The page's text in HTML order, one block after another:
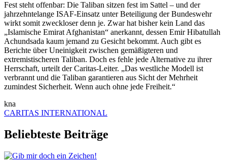
Fest steht offenbar: Die Taliban sitzen fest im Sattel – und der
jahrzehntelange ISAF-Einsatz unter Beteiligung der Bundeswehr
wirkt somit zweckloser denn je. Zwar hat bisher kein Land das
„Islamische Emirat Afghanistan“ anerkannt, dessen Emir Hibatullah
Achundsada kaum jemand zu Gesicht bekommt. Auch gibt es
Berichte über Uneinigkeit zwischen gemäßigteren und
extremistischeren Taliban. Doch es fehle jede Alternative zu ihrer
Herrschaft, urteilt der Caritas-Leiter. „Das westliche Modell ist
verbrannt und die Taliban garantieren aus Sicht der Mehrheit
zumindest Sicherheit. Wenn auch ohne jede Freiheit.“
kna
CARITAS INTERNATIONAL
Beliebteste Beiträge